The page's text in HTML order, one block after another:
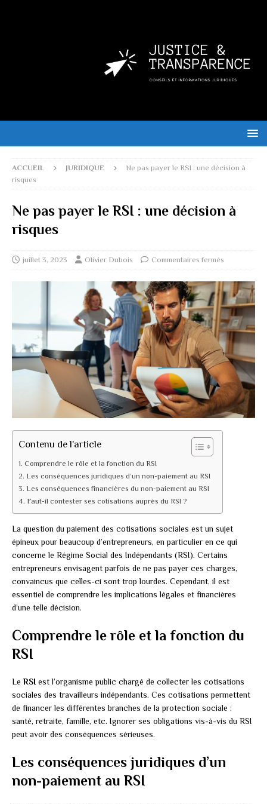
ACCUEIL JURIDIQUE
Ne pas payer le RSI : une décision à
risques
Ne pas payer le RSI : une décision à
risques
juillet 3, 2023 Olivier Dubois Commentaires fermés
Contenu de l'article
Comprendre le rôle et la fonction du RSI
Les conséquences juridiques d’un non-paiement au RSI
Les conséquences financières du non-paiement au RSI
Faut-il contester ses cotisations auprès du RSI ?
La question du paiement des cotisations sociales est un sujet
épineux pour beaucoup d’entrepreneurs, en particulier en ce qui
concerne le Régime Social des Indépendants (RSI). Certains
entrepreneurs envisagent parfois de ne pas payer ces charges,
convaincus que celles-ci sont trop lourdes. Cependant, il est
essentiel de comprendre les implications légales et financières
d’une telle décision.
Comprendre le rôle et la fonction du
RSI
LeRSI est l’organisme public chargé de collecter les cotisations
sociales des travailleurs indépendants. Ces cotisations permettent
de financer les différentes branches de la protection sociale :
santé, retraite, famille, etc. Ignorer ses obligations vis-à-vis du RSI
peut avoir des conséquences sérieuses.
Les conséquences juridiques d’un
non-paiement au RSI